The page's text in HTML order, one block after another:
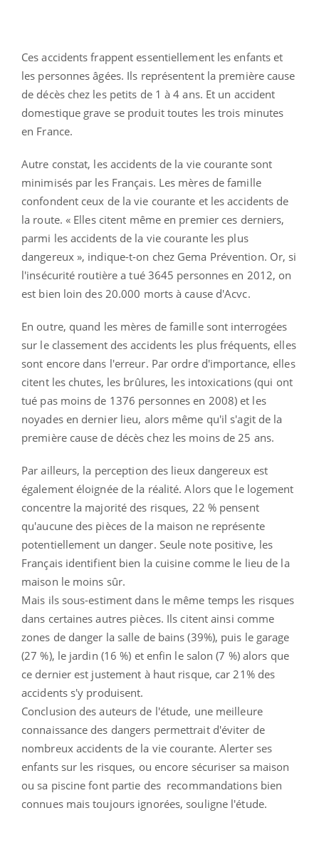
Ces accidents frappent essentiellement les enfants et
les personnes âgées. Ils représentent la première cause
de décès chez les petits de 1 à 4 ans. Et un accident
domestique grave se produit toutes les trois minutes
en France.
Autre constat, les accidents de la vie courante sont
minimisés par les Français. Les mères de famille
confondent ceux de la vie courante et les accidents de
la route. « Elles citent même en premier ces derniers,
parmi les accidents de la vie courante les plus
dangereux », indique-t-on chez Gema Prévention. Or, si
l'insécurité routière a tué 3645 personnes en 2012, on
est bien loin des 20.000 morts à cause d'Acvc.
En outre, quand les mères de famille sont interrogées
sur le classement des accidents les plus fréquents, elles
sont encore dans l'erreur. Par ordre d'importance, elles
citent les chutes, les brûlures, les intoxications (qui ont
tué pas moins de 1376 personnes en 2008) et les
noyades en dernier lieu, alors même qu'il s'agit de la
première cause de décès chez les moins de 25 ans.
Par ailleurs, la perception des lieux dangereux est
également éloignée de la réalité. Alors que le logement
concentre la majorité des risques, 22 % pensent
qu'aucune des pièces de la maison ne représente
potentiellement un danger. Seule note positive, les
Français identifient bien la cuisine comme le lieu de la
maison le moins sûr.
Mais ils sous-estiment dans le même temps les risques
dans certaines autres pièces. Ils citent ainsi comme
zones de danger la salle de bains (39%), puis le garage
(27 %), le jardin (16 %) et enfin le salon (7 %) alors que
ce dernier est justement à haut risque, car 21% des
accidents s'y produisent.
Conclusion des auteurs de l'étude, une meilleure
connaissance des dangers permettrait d'éviter de
nombreux accidents de la vie courante. Alerter ses
enfants sur les risques, ou encore sécuriser sa maison
ou sa piscine font partie des recommandations bien
connues mais toujours ignorées, souligne l'étude.